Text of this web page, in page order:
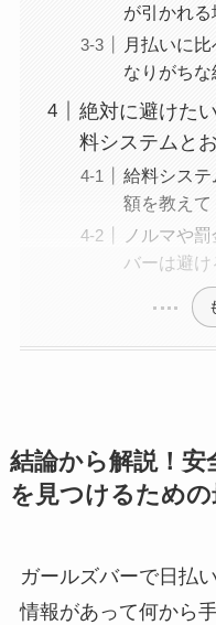
が引かれる
月払いに
なりがち
絶対に避けた
料システムと
給料シス
額を教え
ノルマや
バーは避
結論から解説！
を見つけるため
ガールズバーで日払
情報があって何から